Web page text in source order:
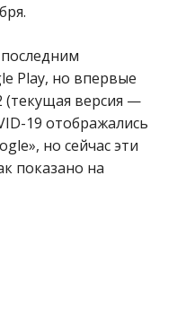
Play, но впервые
(текущая версия —
19 отображались
но сейчас эти
показано на